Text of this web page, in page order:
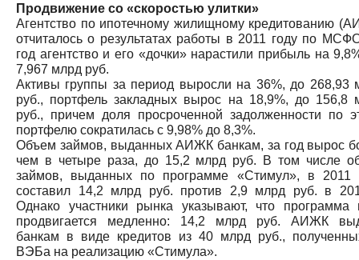
Продвижение со «скоростью улитки»
Агентство по ипотечному жилищному кредитованию
отчиталось о результатах работы в 2011 году по
год агентство и его «дочки» нарастили прибыль на
7,967 млрд руб.
Активы группы за период выросли на 36%, до 268,93
руб., портфель закладных вырос на 18,9%, до 156,8
руб., причем доля просроченной задолженности по
портфелю сократилась с 9,98% до 8,3%.
Объем займов, выданных АИЖК банкам, за год вырос
чем в четыре раза, до 15,2 млрд руб. В том числе
займов, выданных по программе «Стимул», в 2011
составил 14,2 млрд руб. против 2,9 млрд руб. в
Однако участники рынка указывают, что программа
продвигается медленно: 14,2 млрд руб. АИЖК
банкам в виде кредитов из 40 млрд руб.,
ВЭБа на реализацию «Стимула».